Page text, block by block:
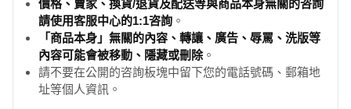
價格、賣家、換貨/退貨及配送等與商品本身無關的咨詢
請使用客服中心的1:1咨詢 。
「商品本身」無關的內容、轉讓、廣告、辱罵、洗版等
內容可能會被移動、隱藏或刪除。
請不要在公開的咨詢板塊中留下您的電話號碼、郵箱地
址等個人資訊。